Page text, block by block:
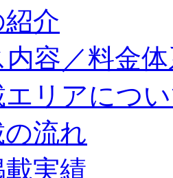
介
容／料金
エリアにつ
流れ
実績